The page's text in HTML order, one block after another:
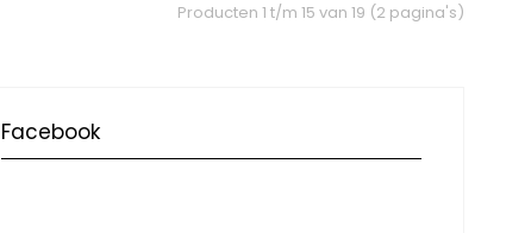
Producten 1 t/m 15 van 19 (2 pagina's)
Facebook